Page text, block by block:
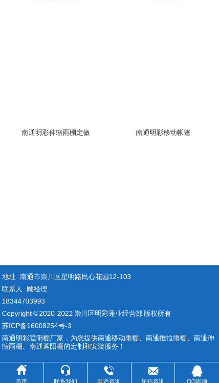
南通明彩伸缩雨棚定做 南通明彩移动帐篷
地址 : 南通市崇川区星明路民心花园12-103
联系人 : 顾经理
18344703993
Copyright © 2020-2022 崇川区明彩蓬业经营部 版权所有
苏ICP备16008254号-3
南通明彩遮阳棚厂家，为您提供南通移动雨棚 、南通推拉雨棚 、南通伸
缩雨棚、南通遮阳棚的定制和安装服务！

首页

联系我们

电话咨询

短信咨询

QQ咨询